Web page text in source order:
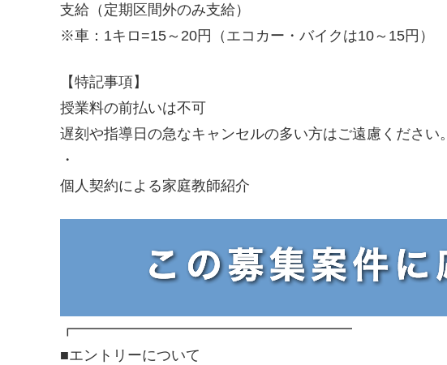
支給（定期区間外のみ支給）
※車：1キロ=15～20円（エコカー・バイクは10～15円）
【特記事項】
授業料の前払いは不可
遅刻や指導日の急なキャンセルの多い方はご遠慮ください。
・
個人契約による家庭教師紹介
┏━━━━━━━━━━━━━━━━━━━
■エントリーについて